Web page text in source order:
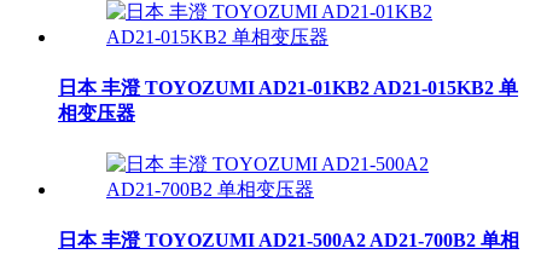
日本 丰澄 TOYOZUMI AD21-01KB2 AD21-015KB2 单
相变压器
日本 丰澄 TOYOZUMI AD21-500A2 AD21-700B2 单相